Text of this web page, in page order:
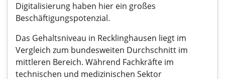
Digitalisierung haben hier ein großes
Beschäftigungspotenzial.
Das Gehaltsniveau in Recklinghausen liegt im
Vergleich zum bundesweiten Durchschnitt im
mittleren Bereich. Während Fachkräfte im
technischen und medizinischen Sektor